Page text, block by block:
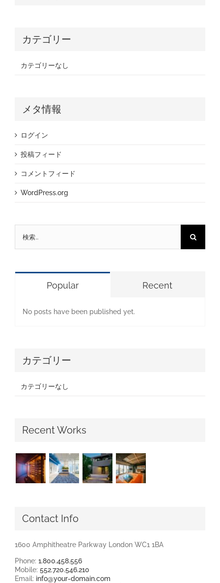
カテゴリー
カテゴリーなし
メタ情報
ログイン
投稿フィード
コメントフィード
WordPress.org
Popular Recent
No posts have been published yet.
カテゴリー
カテゴリーなし
Recent Works
Contact Info
1600 Amphitheatre Parkway London WC1 1BA
Phone: 1.800.458.556
Mobile: 552.720.546.210
Email: info@your-domain.com